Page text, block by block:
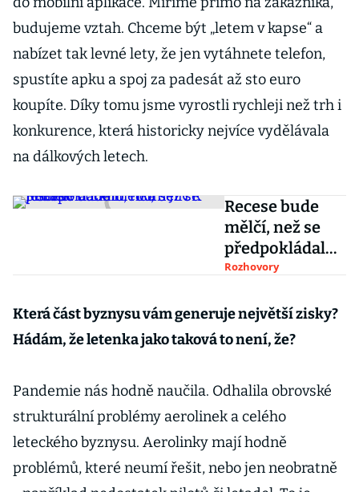
budujeme vztah. Chceme být „letem v kapse“ a
nabízet tak levné lety, že jen vytáhnete telefon,
spustíte apku a spoj za padesát až sto euro
koupíte. Díky tomu jsme vyrostli rychleji než trh i
konkurence, která historicky nejvíce vydělávala
na dálkových letech.
Recese bude
mělčí, než se
předpokládalo,
říká šéf CK
Tours Jiří
Jelínek
Rozhovory
Která část byznysu vám generuje největší zisky?
Hádám, že letenka jako taková to není, že?
Pandemie nás hodně naučila. Odhalila obrovské
strukturální problémy aerolinek a celého
leteckého byznysu. Aerolinky mají hodně
problémů, které neumí řešit, nebo jen neobratně